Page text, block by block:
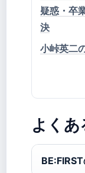
疑惑・卒
決
小峠英二
よく